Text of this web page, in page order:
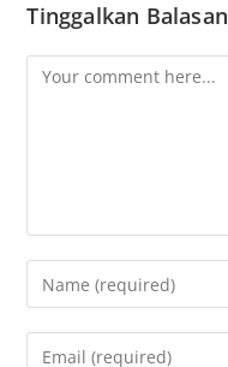
Tinggalkan Balasan